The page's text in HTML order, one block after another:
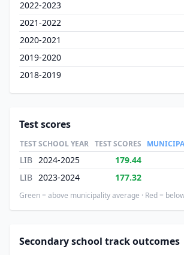
2022-2023
2021-2022
2020-2021
2019-2020
2018-2019
Test scores
TESTSCHOOL YEAR TEST SCORES
LIB 2024-2025 179.44
LIB 2023-2024 177.32
Green = above municipality average · Red =
Secondary school track outcomes